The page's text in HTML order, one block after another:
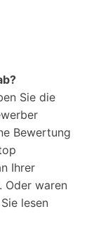
Sie die
Bewertung
Ihrer
Oder waren
lesen